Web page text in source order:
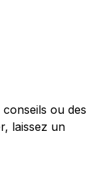
ou des
laissez un